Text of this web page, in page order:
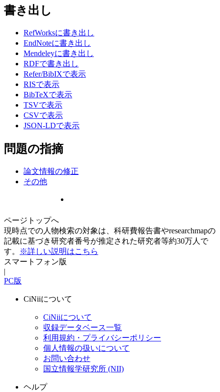
書き出し
RefWorksに書き出し
EndNoteに書き出し
Mendeleyに書き出し
RDFで書き出し
Refer/BibIXで表示
RISで表示
BibTeXで表示
TSVで表示
CSVで表示
JSON-LDで表示
問題の指摘
論文情報の修正
その他
ページトップへ
現時点での人物検索の対象は、科研費報告書やresearchmapの
記載に基づき研究者番号が推定された研究者等約30万人で
す。
※詳しい説明はこちら
スマートフォン版
|
PC版
CiNiiについて
CiNiiについて
収録データベース一覧
利用規約・プライバシーポリシー
個人情報の扱いについて
お問い合わせ
国立情報学研究所 (NII)
ヘルプ